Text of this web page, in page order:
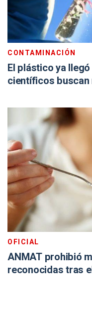
CONTAMINACIÓN
El plástico ya
científicos
OFICIAL
ANMAT prohibió
reconocidas tras